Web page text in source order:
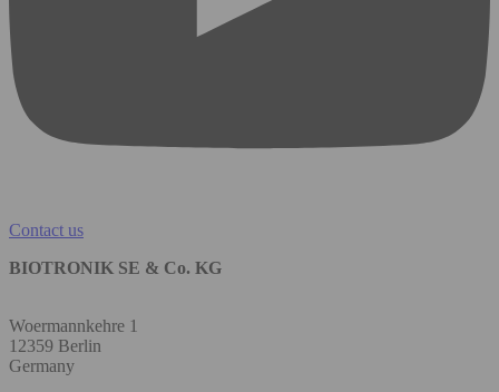
Contact us
BIOTRONIK SE & Co. KG
Woermannkehre 1
12359 Berlin
Germany